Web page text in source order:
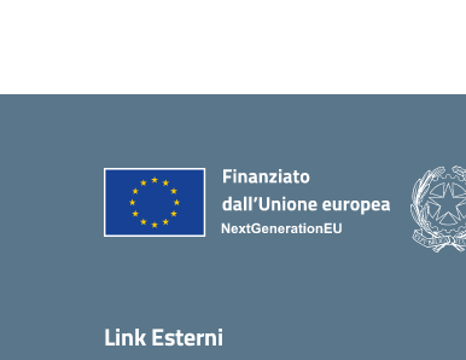
Link Esterni